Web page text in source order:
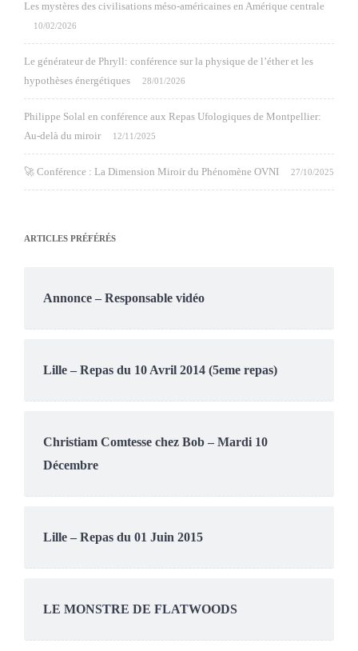
Les mystères des civilisations méso-américaines en Amérique centrale
10/02/2026
Le générateur de Phryll: conférence sur la physique de l’éther et les
hypothèses énergétiques
28/01/2026
Philippe Solal en conférence aux Repas Ufologiques de Montpellier:
Au-delà du miroir
12/11/2025
🚀 Conférence : La Dimension Miroir du Phénomène OVNI 27/10/2025
ARTICLES PRÉFÉRÉS
Annonce – Responsable vidéo
Lille – Repas du 10 Avril 2014 (5eme repas)
Christiam Comtesse chez Bob – Mardi 10
Décembre
Lille – Repas du 01 Juin 2015
LE MONSTRE DE FLATWOODS